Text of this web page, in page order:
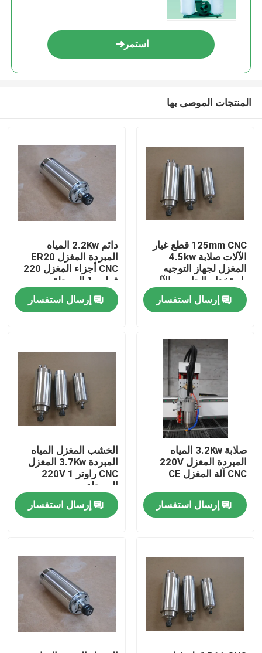
منزل
المنتجات
أشرطة فيديو
حول بنا
جولة في المعمل
ضبط الجودة
آلة قطع ألياف الليزر
آلة القطع بليزر CO2
استمر
المنتجات الموصى بها
125mm CNC قطع غيار
الآلات صلابة 4.5kw
المغزل لجهاز التوجيه
باستخدام الحاسب الآلي
إرسال استفسار
دائم 2.2Kw المياه
المبردة المغزل ER20
CNC أجزاء المغزل 220
فولت 1 المرحلة
إرسال استفسار
صلابة 3.2Kw المياه
المبردة المغزل 220V
CNC آلة المغزل CE
إرسال استفسار
الخشب المغزل المياه
المبردة 3.7Kw المغزل
CNC راوتر 220V 1
المرحلة
إرسال استفسار